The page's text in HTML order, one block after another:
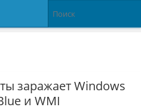
заражает Windows
и WMI